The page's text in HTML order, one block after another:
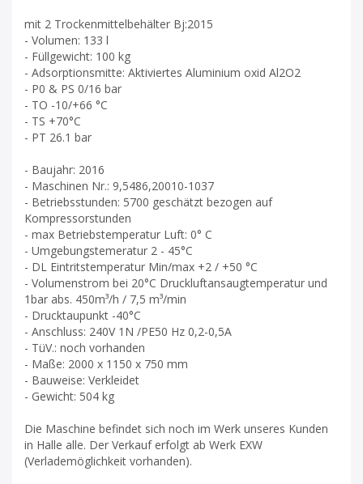
mit 2 Trockenmittelbehälter Bj:2015
- Volumen: 133 l
- Füllgewicht: 100 kg
- Adsorptionsmitte: Aktiviertes Aluminium oxid Al2O2
- P0 & PS 0/16 bar
- TO -10/+66 °C
- TS +70°C
- PT 26.1 bar
- Baujahr: 2016
- Maschinen Nr.: 9,5486,20010-1037
- Betriebsstunden: 5700 geschätzt bezogen auf
Kompressorstunden
- max Betriebstemperatur Luft: 0° C
- Umgebungstemeratur 2 - 45°C
- DL Eintritstemperatur Min/max +2 / +50 °C
- Volumenstrom bei 20°C Druckluftansaugtemperatur und
1bar abs. 450m³/h / 7,5 m³/min
- Drucktaupunkt -40°C
- Anschluss: 240V 1N /PE50 Hz 0,2-0,5A
- TüV.: noch vorhanden
- Maße: 2000 x 1150 x 750 mm
- Bauweise: Verkleidet
- Gewicht: 504 kg
Die Maschine befindet sich noch im Werk unseres Kunden
in Halle alle. Der Verkauf erfolgt ab Werk EXW
(Verlademöglichkeit vorhanden).